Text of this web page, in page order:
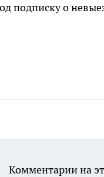
подписку о
Комментарии на